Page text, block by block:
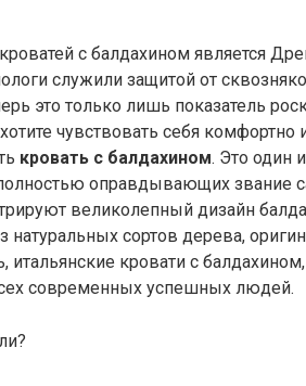
с балдахином является
служили защитой от
это только лишь показатель
чувствовать себя комфортно
кровать с балдахином. Это один
полностью оправдывающих звание
великолепный дизайн
натуральных сортов дерева,
итальянские кровати с
современных успешных людей.